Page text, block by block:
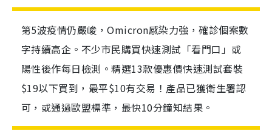
第5波疫情仍嚴峻，Omicron感染力強，確診個案數
字持續高企。不少市民購買快速測試「看門口」或
陽性後作每日檢測。精選13款優惠價快速測試套裝
$19以下買到，最平$10有交易！產品已獲衛生署認
可，或通過歐盟標準，最快10分鐘知結果。